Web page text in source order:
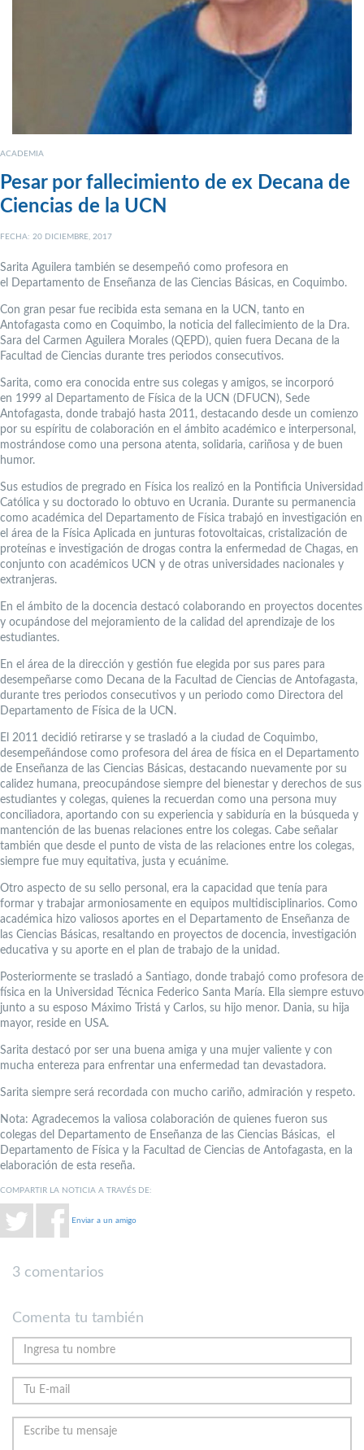
ACADEMIA
Pesar por fallecimiento de ex Decana de
Ciencias de la UCN
FECHA: 20 DICIEMBRE, 2017
Sarita Aguilera también se desempeñó como profesora en
el Departamento de Enseñanza de las Ciencias Básicas, en Coquimbo.
Con gran pesar fue recibida esta semana en la UCN, tanto en
Antofagasta como en Coquimbo, la noticia del fallecimiento de la Dra.
Sara del Carmen Aguilera Morales (QEPD), quien fuera Decana de la
Facultad de Ciencias durante tres periodos consecutivos.
Sarita, como era conocida entre sus colegas y amigos, se incorporó
en 1999 al Departamento de Física de la UCN (DFUCN), Sede
Antofagasta, donde trabajó hasta 2011, destacando desde un comienzo
por su espíritu de colaboración en el ámbito académico e interpersonal,
mostrándose como una persona atenta, solidaria, cariñosa y de buen
humor.
Sus estudios de pregrado en Física los realizó en la Pontificia Universidad
Católica y su doctorado lo obtuvo en Ucrania. Durante su permanencia
como académica del Departamento de Física trabajó en investigación en
el área de la Física Aplicada en junturas fotovoltaicas, cristalización de
proteínas e investigación de drogas contra la enfermedad de Chagas, en
conjunto con académicos UCN y de otras universidades nacionales y
extranjeras.
En el ámbito de la docencia destacó colaborando en proyectos docentes
y ocupándose del mejoramiento de la calidad del aprendizaje de los
estudiantes.
En el área de la dirección y gestión fue elegida por sus pares para
desempeñarse como Decana de la Facultad de Ciencias de Antofagasta,
durante tres periodos consecutivos y un periodo como Directora del
Departamento de Física de la UCN.
El 2011 decidió retirarse y se trasladó a la ciudad de Coquimbo,
desempeñándose como profesora del área de física en el Departamento
de Enseñanza de las Ciencias Básicas, destacando nuevamente por su
calidez humana, preocupándose siempre del bienestar y derechos de sus
estudiantes y colegas, quienes la recuerdan como una persona muy
conciliadora, aportando con su experiencia y sabiduría en la búsqueda y
mantención de las buenas relaciones entre los colegas. Cabe señalar
también que desde el punto de vista de las relaciones entre los colegas,
siempre fue muy equitativa, justa y ecuánime.
Otro aspecto de su sello personal, era la capacidad que tenía para
formar y trabajar armoniosamente en equipos multidisciplinarios. Como
académica hizo valiosos aportes en el Departamento de Enseñanza de
las Ciencias Básicas, resaltando en proyectos de docencia, investigación
educativa y su aporte en el plan de trabajo de la unidad.
Posteriormente se trasladó a Santiago, donde trabajó como profesora de
física en la Universidad Técnica Federico Santa María. Ella siempre estuvo
junto a su esposo Máximo Tristá y Carlos, su hijo menor. Dania, su hija
mayor, reside en USA.
Sarita destacó por ser una buena amiga y una mujer valiente y con
mucha entereza para enfrentar una enfermedad tan devastadora.
Sarita siempre será recordada con mucho cariño, admiración y respeto.
Nota: Agradecemos la valiosa colaboración de quienes fueron sus
colegas del Departamento de Enseñanza de las Ciencias Básicas, el
Departamento de Física y la Facultad de Ciencias de Antofagasta, en la
elaboración de esta reseña.
COMPARTIR LA NOTICIA A TRAVÉS DE:
Enviar a un amigo
3 comentarios
Comenta tu también